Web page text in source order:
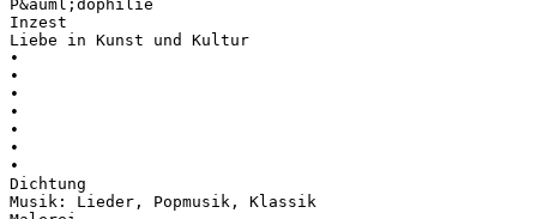
P&auml;dophilie
Inzest
Liebe in Kunst und Kultur
•
•
•
•
•
•
•
Dichtung
Musik: Lieder, Popmusik, Klassik